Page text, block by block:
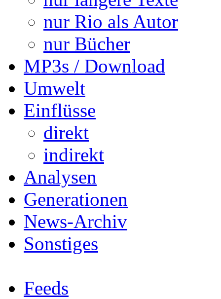
nur Rio als Autor
nur Bücher
MP3s / Download
Umwelt
Einflüsse
direkt
indirekt
Analysen
Generationen
News-Archiv
Sonstiges
Feeds